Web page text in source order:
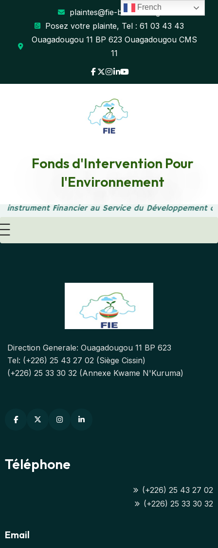
plaintes@fie-burkina.org
Posez votre plainte, Tel : 61 03 43 43
Ouagadougou 11 BP 623 Ouagadougou CMS
11
Fonds d'Intervention Pour
l'Environnement
instrument Financier au Service du Développement
Plan National d'Adapatation PNA
Direction Generale: Ouagadougou 11 BP 623
Tel: (+226) 25 43 27 02 (Siège Cissin)
(+226) 25 33 30 32 (Annexe Kwame N'Kuruma)
Téléphone
(+226) 25 43 27 02
(+226) 25 33 30 32
Email
French